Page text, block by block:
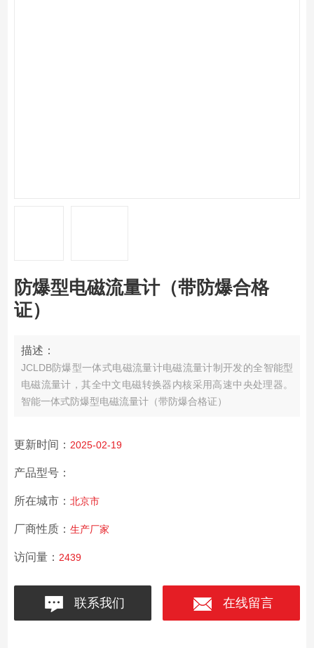
防爆型电磁流量计（带防爆合格
证）
描述：
JCLDB防爆型一体式电磁流量计电磁流量计制开发的全智能型
电磁流量计，其全中文电磁转换器内核采用高速中央处理器。
智能一体式防爆型电磁流量计（带防爆合格证）
更新时间： 2025-02-19
产品型号：
所在城市： 北京市
厂商性质： 生产厂家
访问量： 2439
联系我们 在线留言